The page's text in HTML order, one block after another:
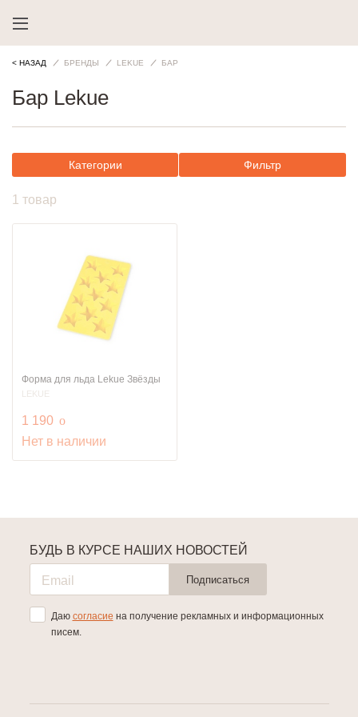
< НАЗАД БРЕНДЫ LEKUE БАР
Бар Lekue
Категории Фильтр
1 товар
Форма для льда Lekue Звёзды
LEKUE
1 190 руб.
o
Нет в наличии
БУДЬ В КУРСЕ НАШИХ НОВОСТЕЙ
Подписаться
Даю согласие на получение рекламных и информационных
писем.